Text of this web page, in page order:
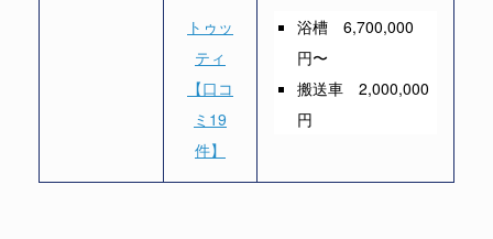
トゥッ
ティ
【口コ
ミ19
件】
浴槽 6,700,000
円〜
搬送車 2,000,000
円